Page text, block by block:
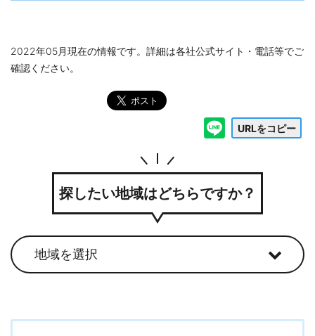
2022年05月現在の情報です。詳細は各社公式サイト・電話等でご
確認ください。
URLをコピー
探したい地域はどちらですか？